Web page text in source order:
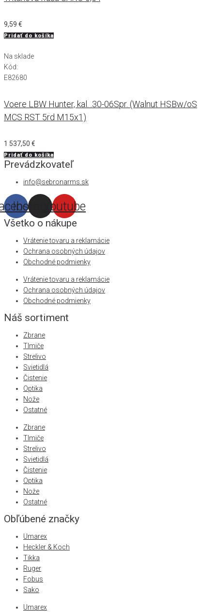
9,59 €
Pridať do košíka
Na sklade
Kód:
E82680
Voere LBW Hunter, kal. .30-06Spr. (Walnut HSBw/oS
MCS RST 5rd M15x1)
1 537,50 €
Pridať do košíka
Prevádzkovateľ
info@sebronarms.sk
InstagramYoutube
Všetko o nákupe
Vrátenie tovaru a reklamácie
Ochrana osobných údajov
Obchodné podmienky
Vrátenie tovaru a reklamácie
Ochrana osobných údajov
Obchodné podmienky
Náš sortiment
Zbrane
Tlmiče
Strelivo
Svietidlá
Čistenie
Optika
Nože
Ostatné
Zbrane
Tlmiče
Strelivo
Svietidlá
Čistenie
Optika
Nože
Ostatné
Obľúbené značky
Umarex
Heckler & Koch
Tikka
Ruger
Fobus
Sako
Umarex